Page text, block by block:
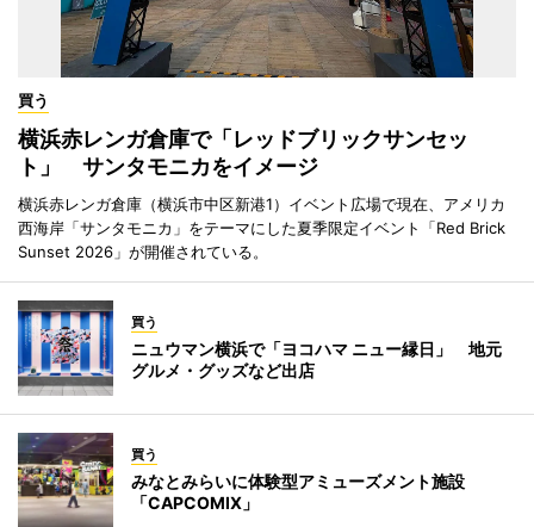
買う
横浜赤レンガ倉庫で「レッドブリックサンセッ
ト」 サンタモニカをイメージ
横浜赤レンガ倉庫（横浜市中区新港1）イベント広場で現在、アメリカ
西海岸「サンタモニカ」をテーマにした夏季限定イベント「Red Brick
Sunset 2026」が開催されている。
買う
ニュウマン横浜で「ヨコハマ ニュー縁日」 地元
グルメ・グッズなど出店
買う
みなとみらいに体験型アミューズメント施設
「CAPCOMIX」